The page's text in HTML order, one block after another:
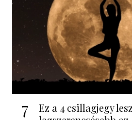
7
Ez a 4 csillagjegy